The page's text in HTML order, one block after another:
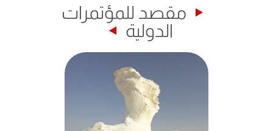
مقصد للمؤتمرات
الدولية